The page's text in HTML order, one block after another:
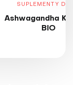
SUPLEMENTY
Ashwagandha
BIO